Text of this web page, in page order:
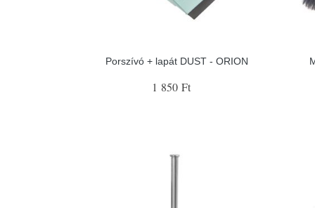
Porszívó + lapát DUST - ORION
1 850 Ft